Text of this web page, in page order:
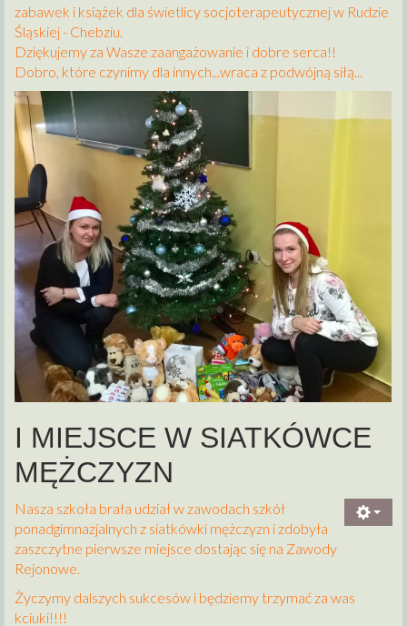
zabawek i książek dla świetlicy socjoterapeutycznej w Rudzie
Śląskiej - Chebziu.
Dziękujemy za Wasze zaangażowanie i dobre serca!!
Dobro, które czynimy dla innych...wraca z podwójną siłą...
I MIEJSCE W SIATKÓWCE
MĘŻCZYZN
Nasza szkoła brała udział w zawodach szkół
ponadgimnazjalnych z siatkówki mężczyzn i zdobyła
zaszczytne pierwsze miejsce dostając się na Zawody
Rejonowe.
Życzymy dalszych sukcesów i będziemy trzymać za was
kciuki!!!!